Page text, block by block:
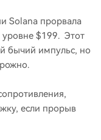
Solana прорвала
уровне $199. Этот
бычий импульс, но
если прорыв